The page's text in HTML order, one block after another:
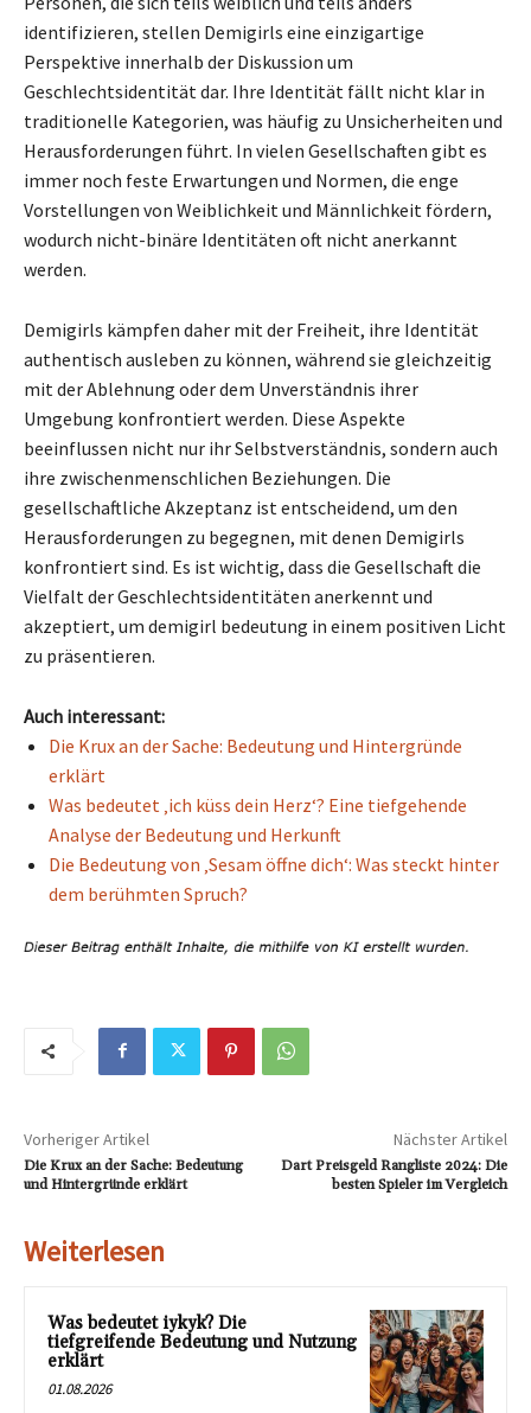
identifizieren, stellen Demigirls eine einzigartige
Perspektive innerhalb der Diskussion um
Geschlechtsidentität dar. Ihre Identität fällt nicht klar in
traditionelle Kategorien, was häufig zu Unsicherheiten und
Herausforderungen führt. In vielen Gesellschaften gibt es
immer noch feste Erwartungen und Normen, die enge
Vorstellungen von Weiblichkeit und Männlichkeit fördern,
wodurch nicht-binäre Identitäten oft nicht anerkannt
werden.
Demigirls kämpfen daher mit der Freiheit, ihre Identität
authentisch ausleben zu können, während sie gleichzeitig
mit der Ablehnung oder dem Unverständnis ihrer
Umgebung konfrontiert werden. Diese Aspekte
beeinflussen nicht nur ihr Selbstverständnis, sondern auch
ihre zwischenmenschlichen Beziehungen. Die
gesellschaftliche Akzeptanz ist entscheidend, um den
Herausforderungen zu begegnen, mit denen Demigirls
konfrontiert sind. Es ist wichtig, dass die Gesellschaft die
Vielfalt der Geschlechtsidentitäten anerkennt und
akzeptiert, um demigirl bedeutung in einem positiven Licht
zu präsentieren.
Auch interessant:
Die Krux an der Sache: Bedeutung und Hintergründe
erklärt
Was bedeutet ‚ich küss dein Herz‘? Eine tiefgehende
Analyse der Bedeutung und Herkunft
Die Bedeutung von ‚Sesam öffne dich‘: Was steckt hinter
dem berühmten Spruch?
Vorheriger Artikel
Die Krux an der Sache: Bedeutung
und Hintergründe erklärt
Nächster Artikel
Dart Preisgeld Rangliste 2024: Die
besten Spieler im Vergleich
Weiterlesen
Was bedeutet iykyk? Die
tiefgreifende Bedeutung und Nutzung
erklärt
01.08.2026